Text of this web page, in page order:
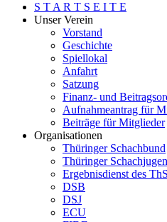
S T A R T S E I T E
Unser Verein
Vorstand
Geschichte
Spiellokal
Anfahrt
Satzung
Finanz- und
Aufnahmeantrag für
Beiträge für Mitglieder
Organisationen
Thüringer Schachbund
Thüringer
Ergebnisdienst des
DSB
DSJ
ECU